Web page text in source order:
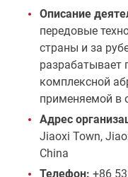
Описание
передовые
страны и за
разрабатывает
комплексной
применяемой в
Адрес
Jiaoxi Town,
China
Телефон: +86